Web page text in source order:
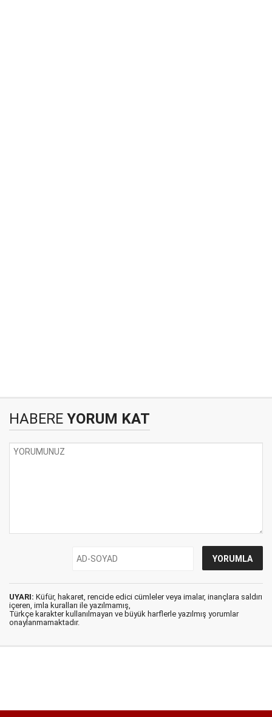
HABERE YORUM KAT
UYARI: Küfür, hakaret, rencide edici cümleler veya imalar, inançlara saldırı
içeren, imla kuralları ile yazılmamış,
Türkçe karakter kullanılmayan ve büyük harflerle yazılmış yorumlar
onaylanmamaktadır.